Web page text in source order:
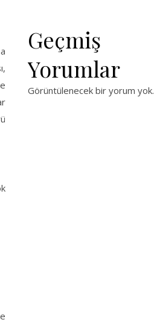
Geçmiş
Yorumlar
Görüntülenecek bir yorum yok.